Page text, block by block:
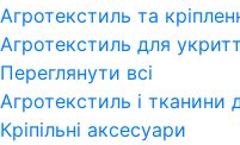
Агротекстиль та
Агротекстиль для
Переглянути всi
Агротекстиль і тканини
Кріпільні аксесуари